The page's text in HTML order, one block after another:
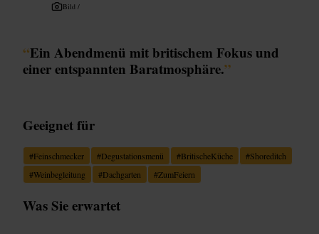
Bild /
“Ein Abendmenü mit britischem Fokus und
einer entspannten Baratmosphäre.”
Geeignet für
#Feinschmecker #Degustationsmenü #BritischeKüche #Shoreditch
#Weinbegleitung #Dachgarten #ZumFeiern
Was Sie erwartet